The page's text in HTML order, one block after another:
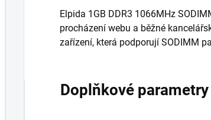
Elpida 1GB DDR3 1066MHz
procházení webu a běžné
zařízení, která podporují SODIMM
Doplňkové parametry